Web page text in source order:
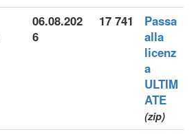
06.08.202
6
17 741
Passa
alla
licenz
a
ULTIM
ATE
(zip)